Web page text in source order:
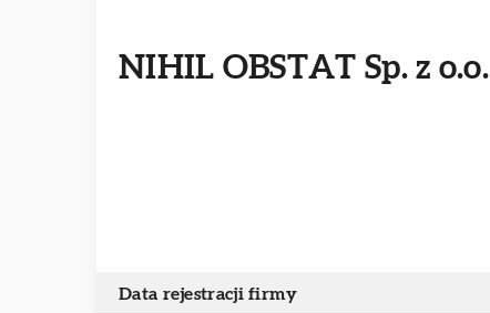
NIHIL OBSTAT Sp. z o.o.
Data rejestracji firmy